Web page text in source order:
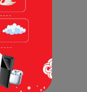
Buku